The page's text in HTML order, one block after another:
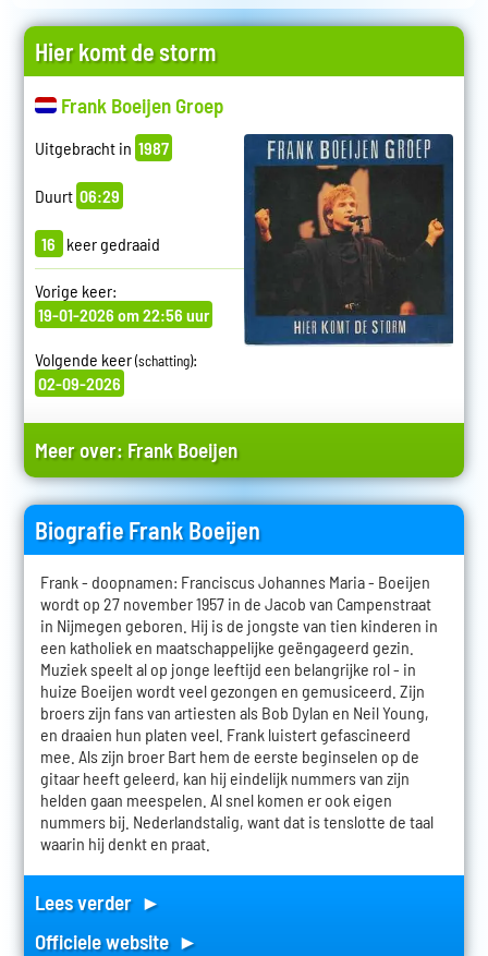
Hier komt de storm
Frank Boeijen Groep
Uitgebracht in 1987
Duurt 06:29
16 keer gedraaid
Vorige keer:
19-01-2026 om 22:56 uur
Volgende keer(schatting):
02-09-2026
Meer over: Frank Boeijen
Biografie Frank Boeijen
Frank - doopnamen: Franciscus Johannes Maria - Boeijen
wordt op 27 november 1957 in de Jacob van Campenstraat
in Nijmegen geboren. Hij is de jongste van tien kinderen in
een katholiek en maatschappelijke geëngageerd gezin.
Muziek speelt al op jonge leeftijd een belangrijke rol - in
huize Boeijen wordt veel gezongen en gemusiceerd. Zijn
broers zijn fans van artiesten als Bob Dylan en Neil Young,
en draaien hun platen veel. Frank luistert gefascineerd
mee. Als zijn broer Bart hem de eerste beginselen op de
gitaar heeft geleerd, kan hij eindelijk nummers van zijn
helden gaan meespelen. Al snel komen er ook eigen
nummers bij. Nederlandstalig, want dat is tenslotte de taal
waarin hij denkt en praat.
Lees verder ►
Officiele website ►